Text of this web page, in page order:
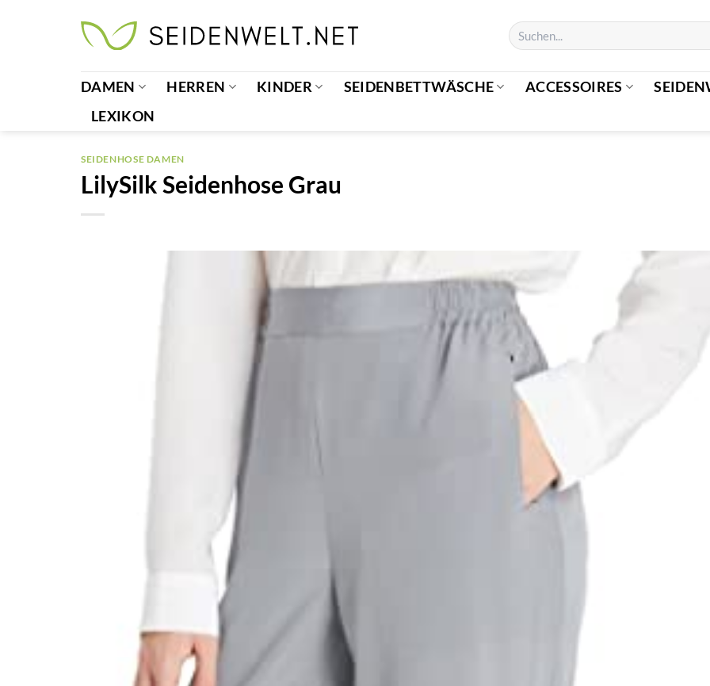
DAMEN
HERREN KINDER SEIDENBETTWÄSCHE ACCESSOIRES
LEXIKON
SEIDENHOSE DAMEN
LilySilk Seidenhose Grau